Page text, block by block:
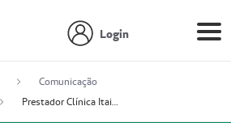
Login
Comunicação
Prestador Clínica Itaipú Ltda (51004348-2)